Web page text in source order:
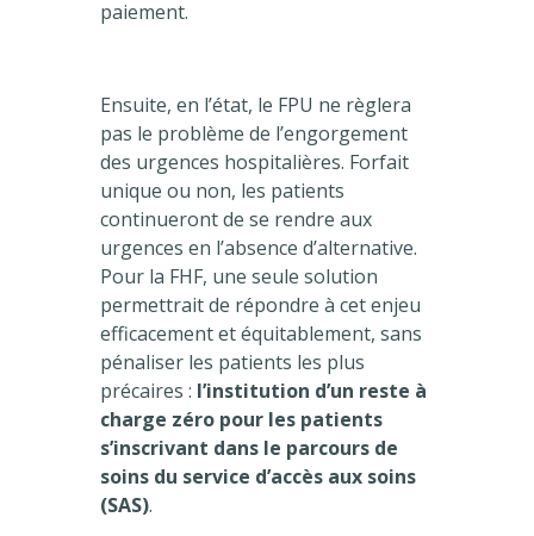
paiement.
Ensuite, en l’état, le FPU ne règlera
pas le problème de l’engorgement
des urgences hospitalières. Forfait
unique ou non, les patients
continueront de se rendre aux
urgences en l’absence d’alternative.
Pour la FHF, une seule solution
permettrait de répondre à cet enjeu
efficacement et équitablement, sans
pénaliser les patients les plus
précaires : l’institution d’un reste à
charge zéro pour les patients
s’inscrivant dans le parcours de
soins du service d’accès aux soins
(SAS).